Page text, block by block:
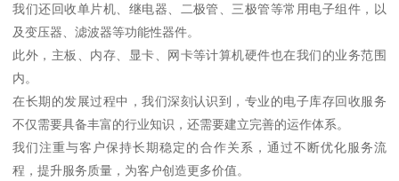
我们还回收单片机、继电器、二极管、三极管等常用电子组件，以
及变压器、滤波器等功能性器件。
此外，主板、内存、显卡、网卡等计算机硬件也在我们的业务范围
内。
在长期的发展过程中，我们深刻认识到，专业的电子库存回收服务
不仅需要具备丰富的行业知识，还需要建立完善的运作体系。
我们注重与客户保持长期稳定的合作关系，通过不断优化服务流
程，提升服务质量，为客户创造更多价值。